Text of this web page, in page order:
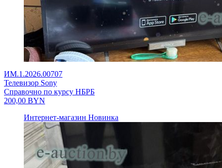
ИМ.1.2026.00707
Телевизор Sony
Справочно по курсу НБРБ
200,00 BYN
Интернет-магазин Новинка